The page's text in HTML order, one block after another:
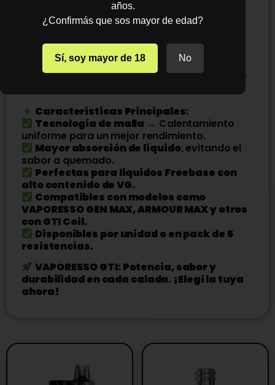
Opciones Disponibles
GTI 0.2Ω (60-75W)
Gran producción de
vapor con excelente equilibrio en sabor, ideal
para caladas DTL (Direct-to-Lung).
GTI 0.4Ω (50-60W) →
Mayor duración con
un vapeo más fresco y una entrega de sabor
Características Principales:
Tecnología de malla → Calentamiento
uniforme para un mejor rendimiento.
Mayor absorción de líquido, evitando el
sabor a quemado.
Perfectas para líquidos Freebase con
alto contenido de VG.
Compatibles con modelos como
VAPORESSO GEN MAX, ARMOUR MAX y otros
con GTI Coil.
Disponibles por unidad o en pack de 5
resistencias.
VAPORESSO GTI: Potencia, sabor y
durabilidad en cada calada. ¡Elegí la tuya
ahora!
años.
¿Confirmás que sos mayor de edad?
Sí, soy mayor de 18 No